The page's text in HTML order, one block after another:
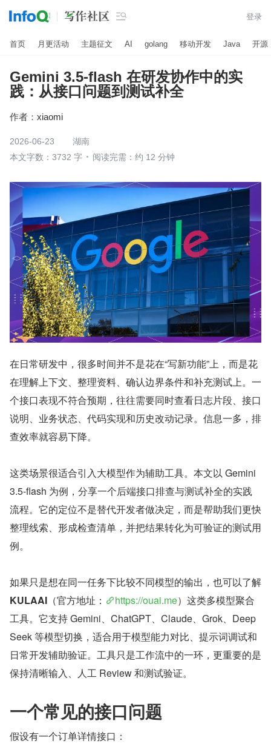
 登录
首页 月更活动 主题征文 AI golang 移动开发 Java 开源
Gemini 3.5-flash 在研发协作中的实
践：从接口问题到测试补全
作者： xiaomi
2026-06-23
湖南
本文字数：3732 字
阅读完需：约 12 分钟
在日常研发中，很多时间并不是花在“写新功能”上，而是花
在理解上下文、整理资料、确认边界条件和补充测试上。一
个接口表现不符合预期，往往需要同时查看日志片段、接口
说明、业务状态、代码实现和历史改动记录。信息一多，排
查效率就容易下降。
这类场景很适合引入大模型作为辅助工具。本文以 Gemini
3.5-flash 为例，分享一个后端接口排查与测试补全的实践
流程。它的定位不是替代开发者做决定，而是帮助我们更快
整理线索、形成检查清单，并把结果转化为可验证的测试用
例。
KULAAI （官方地址： https://ouai.me）这类多模型聚合
工具。它支持 Gemini、ChatGPT、Claude、Grok、Deep
Seek 等模型切换，适合用于模型能力对比、提示词调试和
日常开发辅助验证。工具只是工作流中的一环，更重要的是
保持清晰输入、人工 Review 和测试验证。
一个常见的接口问题
假设有一个订单详情接口：